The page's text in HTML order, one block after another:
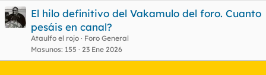
r
a
El hilo definitivo del Vakamulo del foro. Cuanto
pesáis en canal?
Ataulfo el rojo
Foro General
Masunos 155 23 Ene 2026